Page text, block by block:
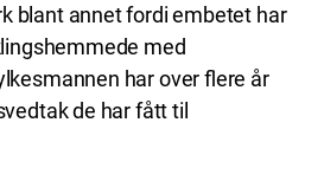
blant annet fordi embetet har
med
har over ﬂere år
de har fått til